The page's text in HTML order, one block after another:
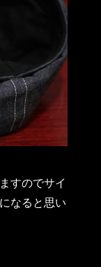
すのでサイ
なると思い